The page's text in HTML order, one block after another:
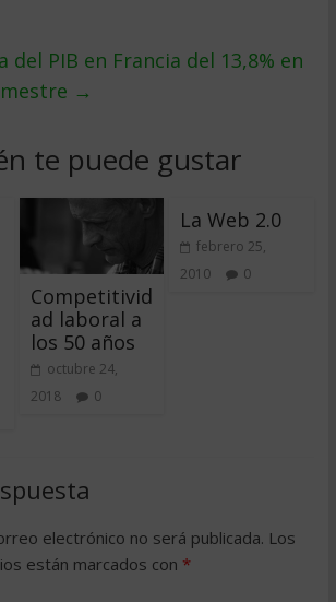
del PIB en Francia del 13,8% en
→
te puede gustar
Competitivid
ad laboral a
los 50 años
octubre 24,
2018
0
La Web 2.0
febrero 25,
2010
0
electrónico no será publicada. Los
están marcados con *